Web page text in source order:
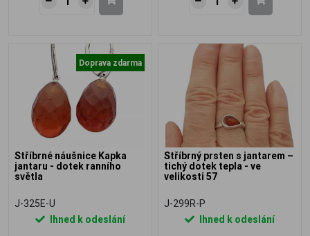
Doprava zdarma
Stříbrné náušnice Kapka
jantaru - dotek ranního
světla
J-325E-U
Ihned k odeslání
Stříbrný prsten s jantarem –
tichý dotek tepla - ve
velikosti 57
J-299R-P
Ihned k odeslání